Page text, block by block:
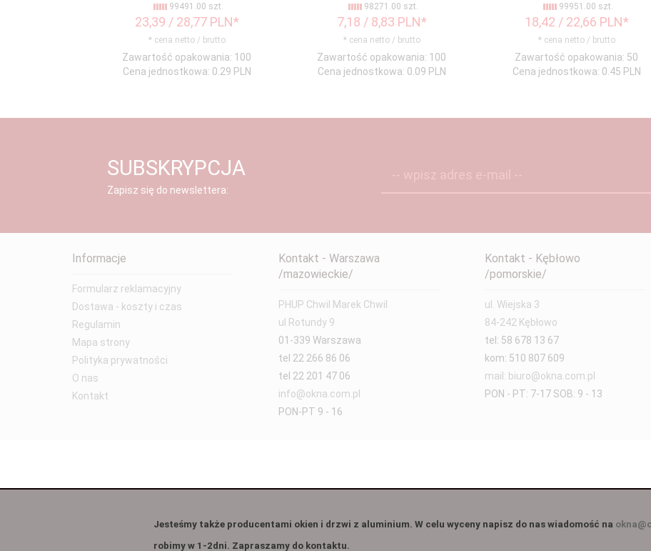
99491.00 szt.
23,39 / 28,77 PLN*
* cena netto / brutto
Zawartość opakowania: 100
Cena jednostkowa: 0.29 PLN
98271.00 szt.
7,18 / 8,83 PLN*
* cena netto / brutto
Zawartość opakowania: 100
Cena jednostkowa: 0.09 PLN
99951.00 szt.
18,42 / 22,66 PLN*
* cena netto / brutto
Zawartość opakowania: 50
Cena jednostkowa: 0.45 PLN
SUBSKRYPCJA
Zapisz się do newslettera:
Informacje
Formularz reklamacyjny
Dostawa - koszty i czas
Regulamin
Mapa strony
Polityka prywatności
O nas
Kontakt
Kontakt - Warszawa
/mazowieckie/
PHUP Chwil Marek Chwil
ul Rotundy 9
01-339 Warszawa
tel 22 266 86 06
tel 22 201 47 06
info@okna.com.pl
PON-PT 9 - 16
Kontakt - Kębłowo
/pomorskie/
ul. Wiejska 3
84-242 Kębłowo
tel: 58 678 13 67
kom: 510 807 609
mail: biuro@okna.com.pl
PON - PT: 7-17 SOB: 9 - 13
Jesteśmy także producentami okien i drzwi z aluminium. W celu wyceny napisz do nas wiadomość na
robimy w 1-2dni. Zapraszamy do kontaktu.